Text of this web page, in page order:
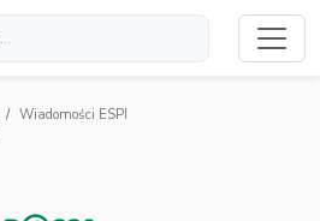
Wiadomości ESPI